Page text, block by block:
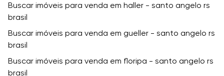
Buscar imóveis para venda em haller - santo angelo rs
brasil
Buscar imóveis para venda em gueller - santo angelo rs
brasil
Buscar imóveis para venda em floripa - santo angelo rs
brasil